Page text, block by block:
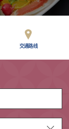
交通路线